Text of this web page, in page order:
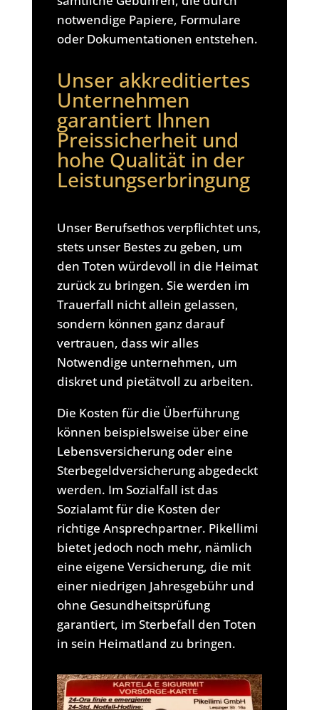
notwendige Papiere, Formulare
oder Dokumentationen entstehen.
Unser akkreditiertes
Unternehmen
garantiert Ihnen
Preissicherheit und
hohe Qualität in der
Leistungserbringung
Unser Berufsethos verpflichtet uns,
stets unser Bestes zu geben, um
den Toten würdevoll in die Heimat
zurück zu bringen. Sie werden im
Trauerfall nicht allein gelassen,
sondern können ganz darauf
vertrauen, dass wir alles
Notwendige unternehmen, um
diskret und pietätvoll zu arbeiten.
Die Kosten für die Überführung
können beispielsweise über eine
Lebensversicherung oder eine
Sterbegeldversicherung abgedeckt
werden. Im Sozialfall ist das
Sozialamt für die Kosten der
richtige Ansprechpartner. Pikellimi
bietet jedoch noch mehr, nämlich
eine eigene Versicherung, die mit
einer niedrigen Jahresgebühr und
ohne Gesundheitsprüfung
garantiert, im Sterbefall den Toten
in sein Heimatland zu bringen.